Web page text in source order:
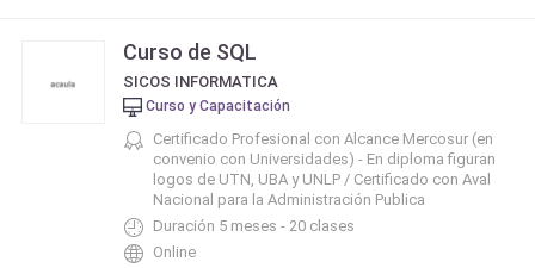
Curso de SQL
SICOS INFORMATICA
Curso y Capacitación
Certificado Profesional con Alcance Mercosur (en
convenio con Universidades) - En diploma figuran
logos de UTN, UBA y UNLP / Certificado con Aval
Nacional para la Administración Publica
Duración 5 meses - 20 clases
Online